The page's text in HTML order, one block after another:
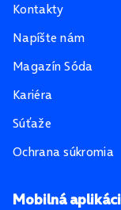
Mobilná
Kontakty
Napíšte nám
Magazín Sóda
Kariéra
Súťaže
Ochrana súkromia